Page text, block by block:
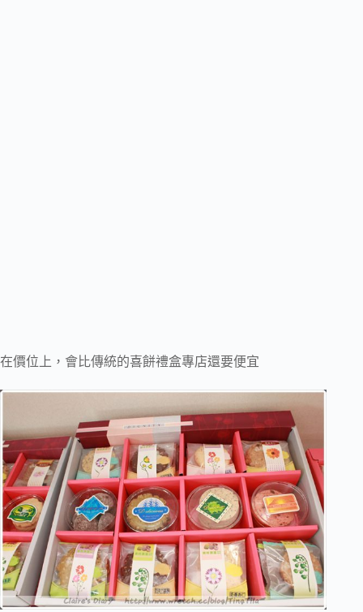
在價位上，會比傳統的喜餅禮盒專店還要便宜